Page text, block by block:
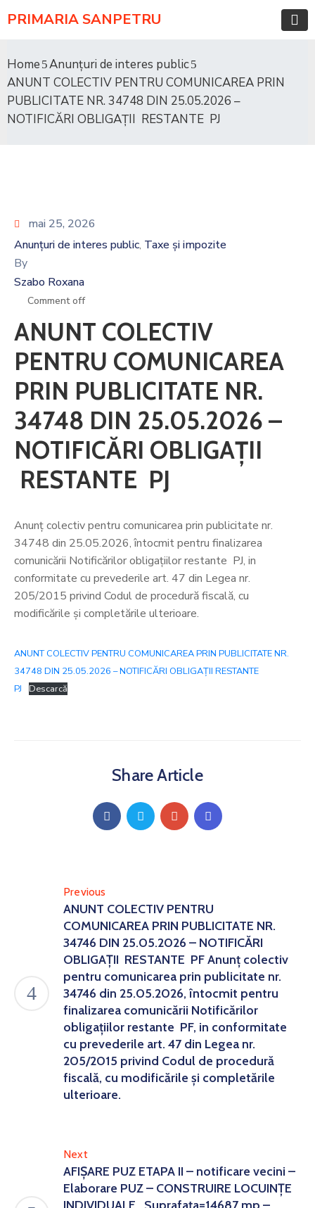
PRIMARIA SANPETRU
Home
Anunțuri de interes public
ANUNT COLECTIV PENTRU COMUNICAREA PRIN
PUBLICITATE NR. 34748 DIN 25.05.2026 –
NOTIFICĂRI OBLIGAȚII RESTANTE PJ
mai 25, 2026
Anunțuri de interes public‚ Taxe și impozite
By
Szabo Roxana
Comment off
ANUNT COLECTIV
PENTRU COMUNICAREA
PRIN PUBLICITATE NR.
34748 DIN 25.05.2026 –
NOTIFICĂRI OBLIGAȚII
RESTANTE PJ
Anunț colectiv pentru comunicarea prin publicitate nr.
34748 din 25.05.2026, întocmit pentru finalizarea
comunicării Notificărilor obligațiilor restante PJ, in
conformitate cu prevederile art. 47 din Legea nr.
205/2015 privind Codul de procedură fiscală, cu
modificările și completările ulterioare.
ANUNT COLECTIV PENTRU COMUNICAREA PRIN PUBLICITATE NR.
34748 DIN 25.05.2026 – NOTIFICĂRI OBLIGAȚII RESTANTE
PJ
Descarcă
Share Article
Previous
ANUNT COLECTIV PENTRU
COMUNICAREA PRIN PUBLICITATE NR.
34746 DIN 25.05.2026 – NOTIFICĂRI
OBLIGAȚII RESTANTE PF Anunț colectiv
pentru comunicarea prin publicitate nr.
34746 din 25.05.2026, întocmit pentru
finalizarea comunicării Notificărilor
obligațiilor restante PF, in conformitate
cu prevederile art. 47 din Legea nr.
205/2015 privind Codul de procedură
fiscală, cu modificările și completările
ulterioare.
Next
AFIȘARE PUZ ETAPA II – notificare vecini –
Elaborare PUZ – CONSTRUIRE LOCUINȚE